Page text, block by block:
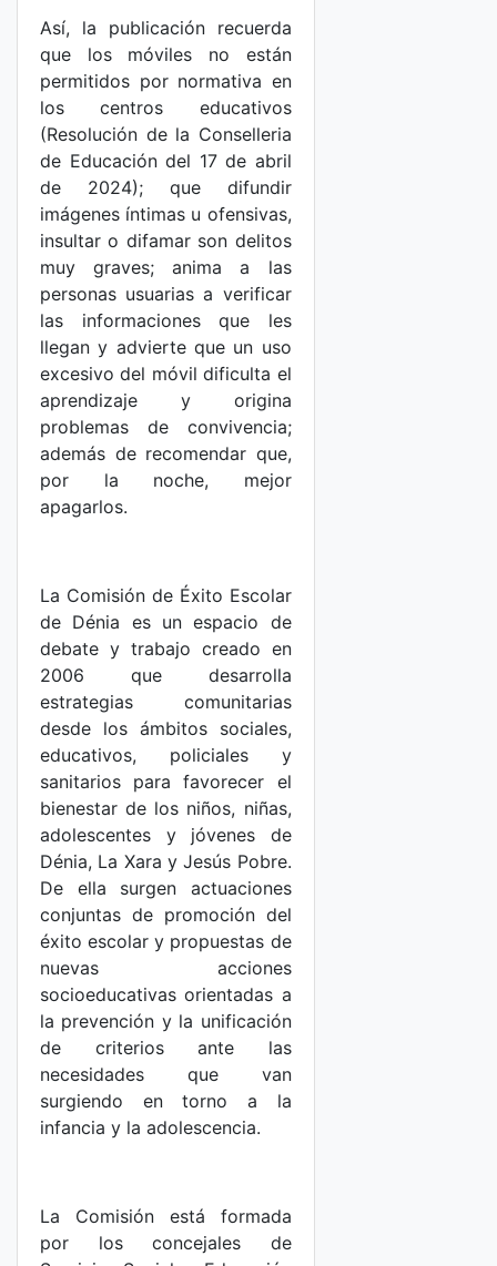
Así, la publicación recuerda
que los móviles no están
permitidos por normativa en
los centros educativos
(Resolución de la Conselleria
de Educación del 17 de abril
de 2024); que difundir
imágenes íntimas u ofensivas,
insultar o difamar son delitos
muy graves; anima a las
personas usuarias a verificar
las informaciones que les
llegan y advierte que un uso
excesivo del móvil dificulta el
aprendizaje y origina
problemas de convivencia;
además de recomendar que,
por la noche, mejor
apagarlos.
La Comisión de Éxito Escolar
de Dénia es un espacio de
debate y trabajo creado en
2006 que desarrolla
estrategias comunitarias
desde los ámbitos sociales,
educativos, policiales y
sanitarios para favorecer el
bienestar de los niños, niñas,
adolescentes y jóvenes de
Dénia, La Xara y Jesús Pobre.
De ella surgen actuaciones
conjuntas de promoción del
éxito escolar y propuestas de
nuevas acciones
socioeducativas orientadas a
la prevención y la unificación
de criterios ante las
necesidades que van
surgiendo en torno a la
infancia y la adolescencia.
La Comisión está formada
por los concejales de